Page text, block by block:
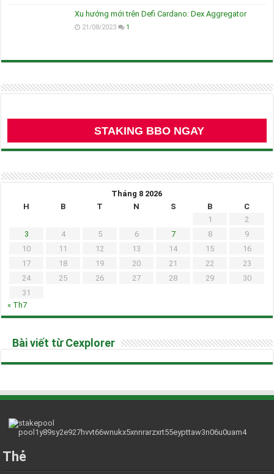
Xu hướng mới trên Defi Cardano: Dex Aggregator
21/08/2023 1
STAKING BBO NGAY
Tháng 8 2026
H
B T N S B
C
1
2
3
4 5 6 7 8
9
10
11 12 13 14 15
16
17
18 19 20 21 22
23
24
25 26 27 28 29
30
31
« Th7
Bài viết từ Cexplorer
Thẻ